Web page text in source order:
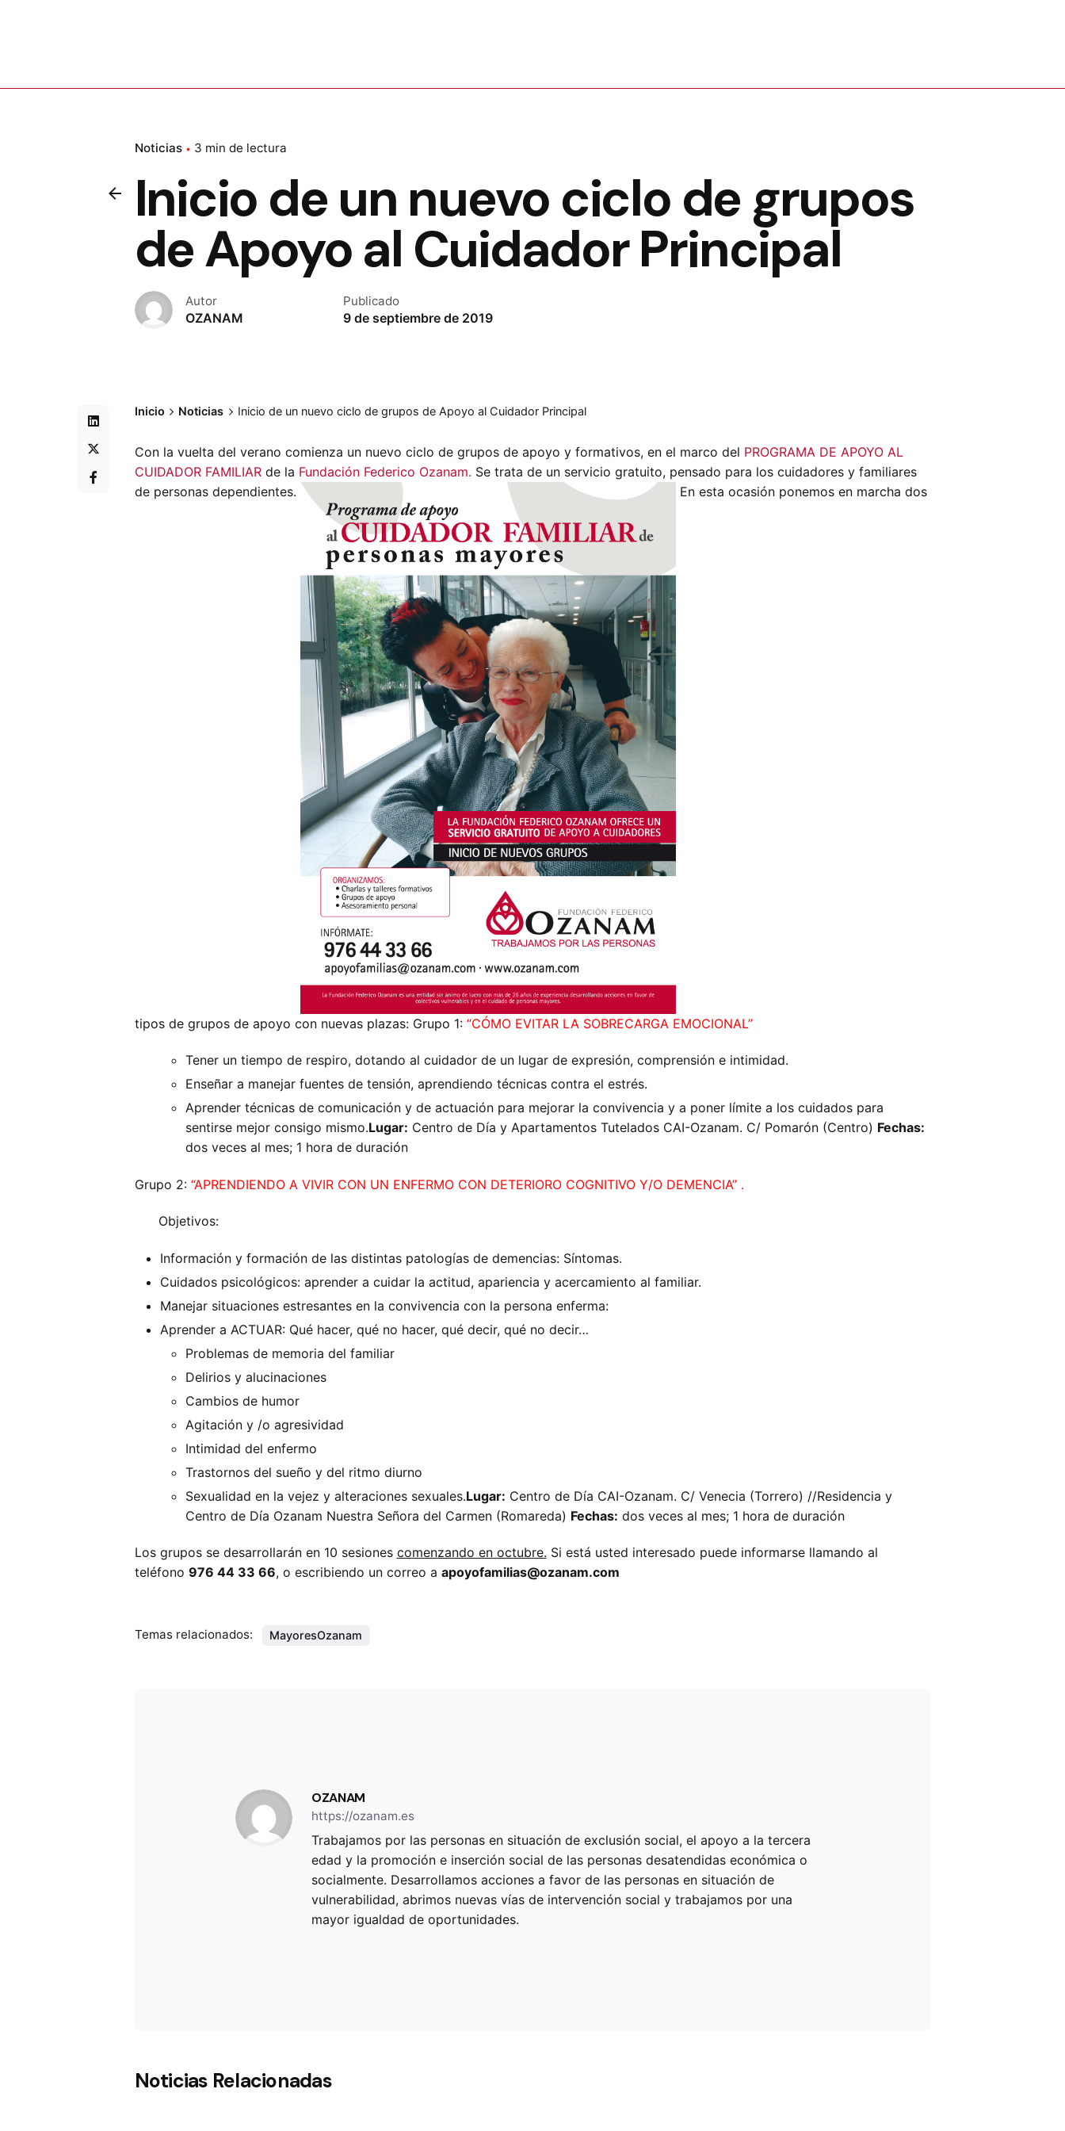
Noticias 3 min de lectura
Inicio de un nuevo ciclo de grupos
de Apoyo al Cuidador Principal
Autor
OZANAM
Publicado
9 de septiembre de 2019
Inicio Noticias Inicio de un nuevo ciclo de grupos de Apoyo al Cuidador Principal
Con la vuelta del verano comienza un nuevo ciclo de grupos de apoyo y formativos, en el marco del PROGRAMA DE APOYO AL
CUIDADOR FAMILIARde la Fundación Federico Ozanam. Se trata de un servicio gratuito, pensado para los cuidadores y familiares
de personas dependientes.
En esta ocasión ponemos en marcha dos
tipos de grupos de apoyo con nuevas plazas: Grupo 1: “CÓMO EVITAR LA SOBRECARGA EMOCIONAL”
Tener un tiempo de respiro, dotando al cuidador de un lugar de expresión, comprensión e intimidad.
Enseñar a manejar fuentes de tensión, aprendiendo técnicas contra el estrés.
Aprender técnicas de comunicación y de actuación para mejorar la convivencia y a poner límite a los cuidados para
sentirse mejor consigo mismo.Lugar: Centro de Día y Apartamentos Tutelados CAI-Ozanam. C/ Pomarón (Centro) Fechas:
dos veces al mes; 1 hora de duración
Grupo 2:“APRENDIENDO A VIVIR CON UN ENFERMO CON DETERIORO COGNITIVO Y/O DEMENCIA” .
Objetivos:
Información y formación de las distintas patologías de demencias: Síntomas.
Cuidados psicológicos: aprender a cuidar la actitud, apariencia y acercamiento al familiar.
Manejar situaciones estresantes en la convivencia con la persona enferma:
Aprender a ACTUAR: Qué hacer, qué no hacer, qué decir, qué no decir…
Problemas de memoria del familiar
Delirios y alucinaciones
Cambios de humor
Agitación y /o agresividad
Intimidad del enfermo
Trastornos del sueño y del ritmo diurno
Sexualidad en la vejez y alteraciones sexuales.Lugar: Centro de Día CAI-Ozanam. C/ Venecia (Torrero) //Residencia y
Centro de Día Ozanam Nuestra Señora del Carmen (Romareda) Fechas: dos veces al mes; 1 hora de duración
Los grupos se desarrollarán en 10 sesiones comenzando en octubre. Si está usted interesado puede informarse llamando al
teléfono 976 44 33 66, o escribiendo un correo a apoyofamilias@ozanam.com
Temas relacionados: MayoresOzanam
OZANAM
https://ozanam.es
Trabajamos por las personas en situación de exclusión social, el apoyo a la tercera
edad y la promoción e inserción social de las personas desatendidas económica o
socialmente. Desarrollamos acciones a favor de las personas en situación de
vulnerabilidad, abrimos nuevas vías de intervención social y trabajamos por una
mayor igualdad de oportunidades.
Noticias Relacionadas